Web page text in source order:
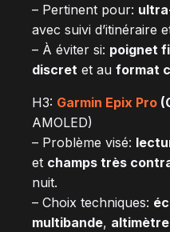
– Pertinent pour:
avec suivi d’itinéraire
– À éviter si: poignet
discret et au format
H3: Garmin Epix Pro
AMOLED)
– Problème visé:
et champs très
nuit.
– Choix techniques:
multibande,